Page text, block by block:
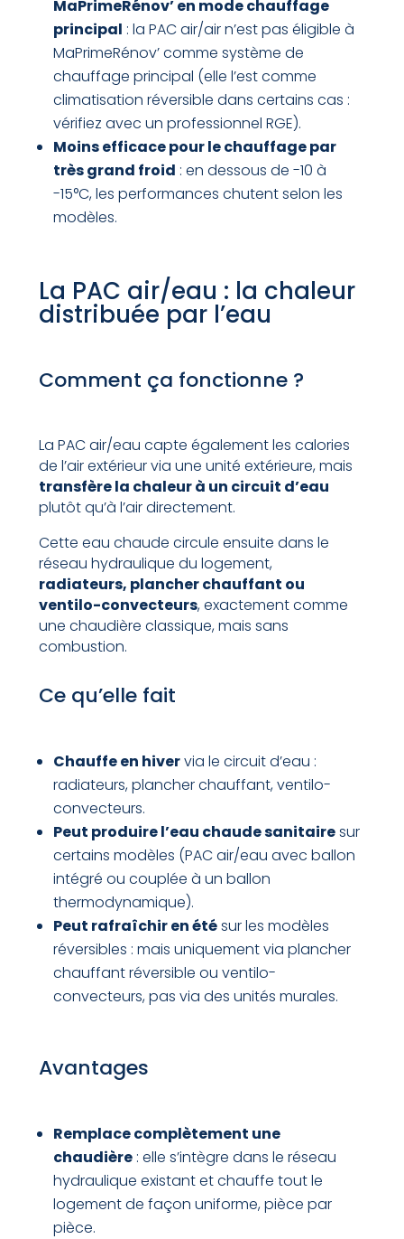
MaPrimeRénov’ en mode chauffage
principal : la PAC air/air n’est pas éligible à
MaPrimeRénov’ comme système de
chauffage principal (elle l’est comme
climatisation réversible dans certains cas :
vérifiez avec un professionnel RGE).
Moins efficace pour le chauffage par
très grand froid : en dessous de -10 à
-15°C, les performances chutent selon les
modèles.
La PAC air/eau : la chaleur
distribuée par l’eau
Comment ça fonctionne ?
La PAC air/eau capte également les calories
de l’air extérieur via une unité extérieure, mais
transfère la chaleur à un circuit d’eau
plutôt qu’à l’air directement.
Cette eau chaude circule ensuite dans le
réseau hydraulique du logement,
radiateurs, plancher chauffant ou
ventilo-convecteurs, exactement comme
une chaudière classique, mais sans
combustion.
Ce qu’elle fait
Chauffe en hivervia le circuit d’eau :
radiateurs, plancher chauffant, ventilo-
convecteurs.
Peut produire l’eau chaude sanitairesur
certains modèles (PAC air/eau avec ballon
intégré ou couplée à un ballon
thermodynamique).
Peut rafraîchir en étésur les modèles
réversibles : mais uniquement via plancher
chauffant réversible ou ventilo-
convecteurs, pas via des unités murales.
Avantages
Remplace complètement une
chaudière: elle s’intègre dans le réseau
hydraulique existant et chauffe tout le
logement de façon uniforme, pièce par
pièce.